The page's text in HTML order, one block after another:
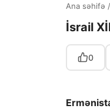
Ana səhifə /
İsrail
0